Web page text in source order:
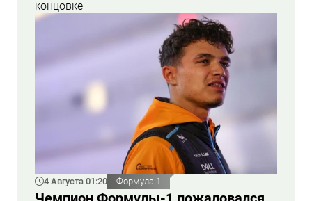
концовке
4 Августа 01:20 Формула 1